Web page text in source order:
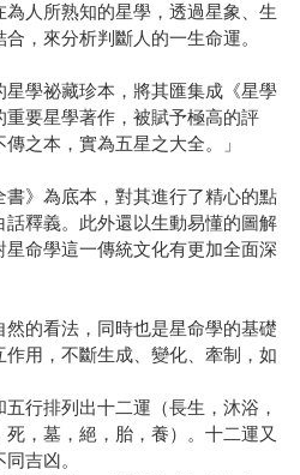
人所熟知的星學，透過星象、生
，來分析判斷人的一生命運。
學祕藏珍本，將其匯集成《星學
要星學著作，被賦予極高的評
之本，實為五星之大全。」
書》為底本，對其進行了精心的點
釋義。此外還以生動易懂的圖解
命學這一傳統文化有更加全面深
的看法，同時也是星命學的基礎
用，不斷生成、變化、牽制，如
行排列出十二運（長生，沐浴，
，墓，絕，胎，養）。十二運又
吉凶。